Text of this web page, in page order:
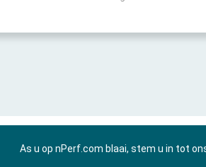
As u op nPerf.com blaai, stem u in tot